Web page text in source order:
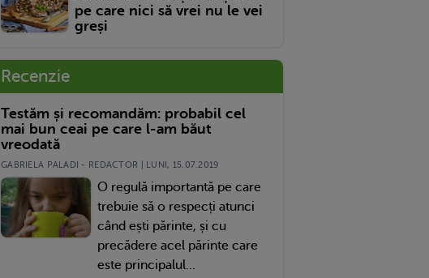
pe care nici să vrei nu le vei
greși
Recenzie
Testăm și recomandăm: probabil cel
mai bun ceai pe care l-am băut
vreodată
GABRIELA PALADI - REDACTOR | LUNI, 15.07.2019
O regulă importantă pe care
trebuie să o respecți atunci
când ești părinte, și cu
precădere acel părinte care
este principalul...